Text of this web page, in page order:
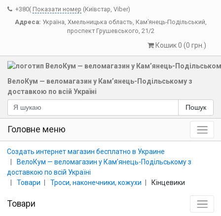
+380( Показати номер (Київстар, Viber)
Адреса: Україна, Хмельницька область, Кам’янець-Подільський,
проспект Грушевського, 21/2
Кошик 0 (0 грн.)
ВелоКум — веломагазин у Кам’янець-Подільському з
доставкою по всій Україні
Пошук
Головне меню
Создать интернет магазин бесплатно в Украине
ВелоКум — веломагазин у Кам’янець-Подільському з
доставкою по всій Україні
Товари
Троси, наконечники, кожухи Кінцевики
Товари